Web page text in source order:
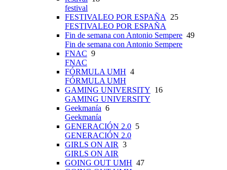
festival
FESTIVALEO POR ESPAÑA
25
FESTIVALEO POR ESPAÑA
Fin de semana con Antonio Sempere 49
Fin de semana con Antonio Sempere
FNAC 9
FNAC
FÓRMULA UMH 4
FÓRMULA UMH
GAMING UNIVERSITY 16
GAMING UNIVERSITY
Geekmanía 6
Geekmanía
GENERACIÓN 2.0 5
GENERACIÓN 2.0
GIRLS ON AIR 3
GIRLS ON AIR
GOING OUT UMH 47